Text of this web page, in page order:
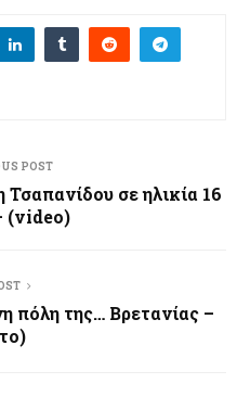
POST
σε ηλικία 16
(video)
πόλη της… Βρετανίας –